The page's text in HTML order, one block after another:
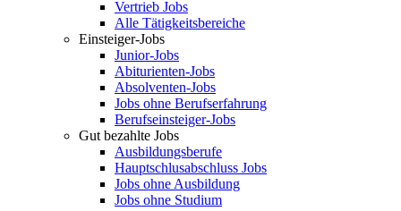
Vertrieb Jobs
Alle Tätigkeitsbereiche
Einsteiger-Jobs
Junior-Jobs
Abiturienten-Jobs
Absolventen-Jobs
Jobs ohne Berufserfahrung
Berufseinsteiger-Jobs
Gut bezahlte Jobs
Ausbildungsberufe
Hauptschlusabschluss Jobs
Jobs ohne Ausbildung
Jobs ohne Studium